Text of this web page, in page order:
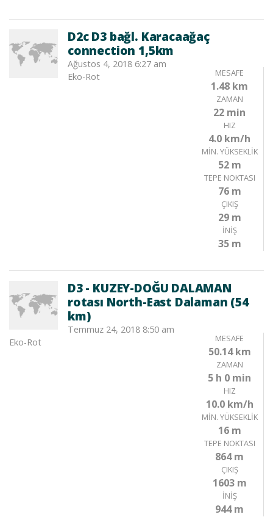
D2c D3 bağl. Karacaağaç
connection 1,5km
MESAFE
1.48 km
ZAMAN
22 min
HIZ
4.0 km/h
MIN. YÜKSEKLIK
52 m
TEPE NOKTASI
76 m
ÇIKIŞ
29 m
İNIŞ
35 m
Ağustos 4, 2018 6:27 am
Eko-Rot
D3 - KUZEY-DOĞU DALAMAN
rotası North-East Dalaman (54
km)
MESAFE
50.14 km
ZAMAN
5 h 0 min
HIZ
10.0 km/h
MIN. YÜKSEKLIK
16 m
TEPE NOKTASI
864 m
ÇIKIŞ
1603 m
İNIŞ
944 m
Temmuz 24, 2018 8:50 am
Eko-Rot